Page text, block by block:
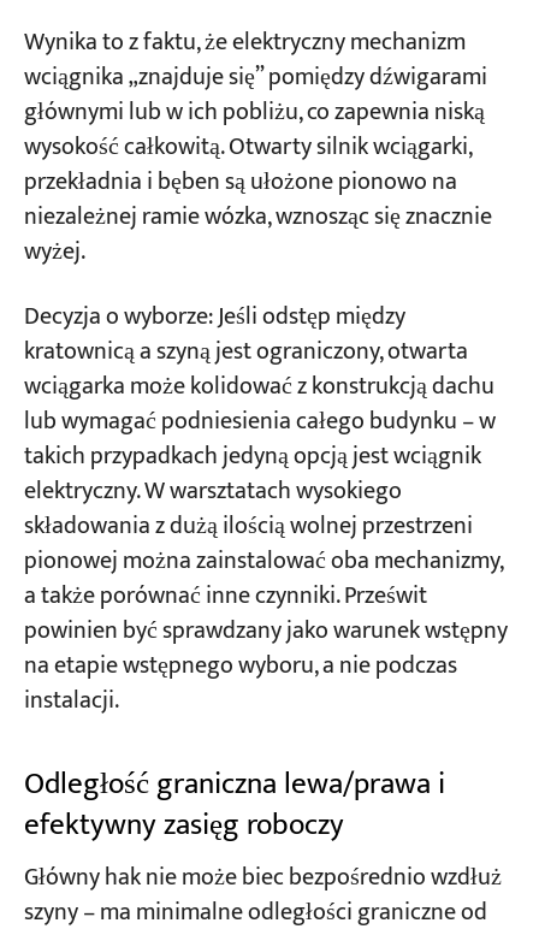
Wynika to z faktu, że elektryczny mechanizm
wciągnika „znajduje się” pomiędzy dźwigarami
głównymi lub w ich pobliżu, co zapewnia niską
wysokość całkowitą. Otwarty silnik wciągarki,
przekładnia i bęben są ułożone pionowo na
niezależnej ramie wózka, wznosząc się znacznie
wyżej.
Decyzja o wyborze: Jeśli odstęp między
kratownicą a szyną jest ograniczony, otwarta
wciągarka może kolidować z konstrukcją dachu
lub wymagać podniesienia całego budynku – w
takich przypadkach jedyną opcją jest wciągnik
elektryczny. W warsztatach wysokiego
składowania z dużą ilością wolnej przestrzeni
pionowej można zainstalować oba mechanizmy,
a także porównać inne czynniki. Prześwit
powinien być sprawdzany jako warunek wstępny
na etapie wstępnego wyboru, a nie podczas
instalacji.
Odległość graniczna lewa/prawa i
efektywny zasięg roboczy
Główny hak nie może biec bezpośrednio wzdłuż
szyny – ma minimalne odległości graniczne od